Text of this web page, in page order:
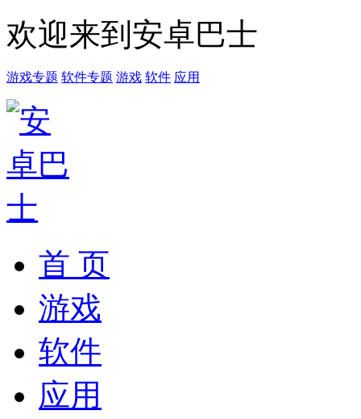
欢迎来到安卓巴士
游戏专题 软件专题 游戏 软件 应用
首 页
游戏
软件
应用